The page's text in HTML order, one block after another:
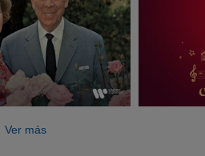
Ver más